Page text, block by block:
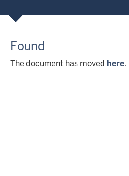
Found
The document has moved here.